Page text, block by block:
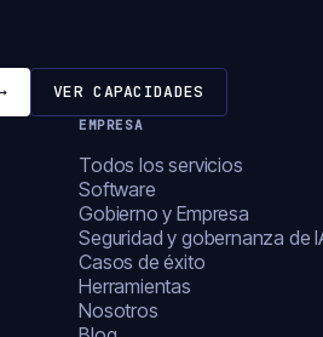
VER CAPACIDADES
EMPRESA
Todos los servicios
Software
Gobierno y Empresa
Seguridad y gobernanza de
Casos de éxito
Herramientas
Nosotros